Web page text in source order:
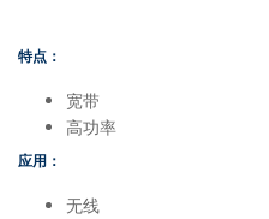
特点：
宽带
高功率
应用：
无线